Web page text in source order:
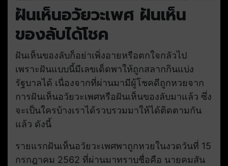
ฝันเห็นอวัยวะเพศ ฝันเห็น
ของลับได้โชค
ฝันเห็นของลับก็อย่าเพิ่งอายหรือตกใจกลัวไป
เพราะฝันแบบนี้มีเลขเด็ดพาให้ถูกสลากกินแบ่ง
รัฐบาลได้ เนื่องจากที่ผ่านมามีผู้โชคดีถูกหวยจาก
การฝันเห็นอวัยวะเพศหรือฝันเห็นของลับมาแล้ว ซึ่ง
จะเป็นใครบ้างเราได้รวบรวมมาให้ได้ติดตามกัน
แล้ว ดังนี้
รายแรกฝันเห็นอวัยวะเพศพาถูกหวยในงวดวันที่ 15
กรกฎาคม 2562 ที่ผ่านมาทราบชื่อคือ นายคมสัน